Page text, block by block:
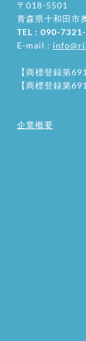
〒018-5501
青森県十和田市
TEL : 090-
E-mail :
【商標登録第
【商標登録第
企業概要